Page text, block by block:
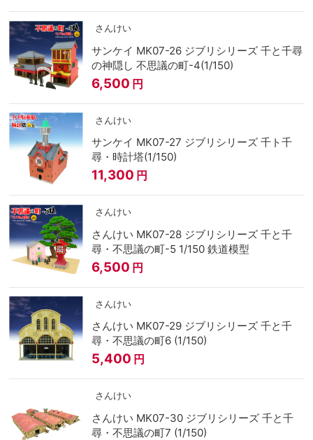
さんけい
サンケイ MK07-26 ジブリシリーズ 千と千尋
の神隠し 不思議の町-4(1/150)
6,500 円
さんけい
サンケイ MK07-27 ジブリシリーズ 千ト千
尋・時計塔(1/150)
11,300 円
さんけい
さんけい MK07-28 ジブリシリーズ 千と千
尋・不思議の町-5 1/150 鉄道模型
6,500 円
さんけい
さんけい MK07-29 ジブリシリーズ 千と千
尋・不思議の町6 (1/150)
5,400 円
さんけい
さんけい MK07-30 ジブリシリーズ 千と千
尋・不思議の町7 (1/150)